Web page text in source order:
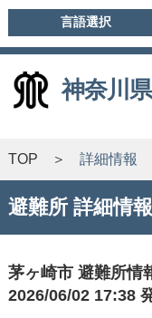
言語選択
神奈川
TOP 詳細情報
避難所 詳細情報
茅ヶ崎市 避難所情
2026/06/02 17:38